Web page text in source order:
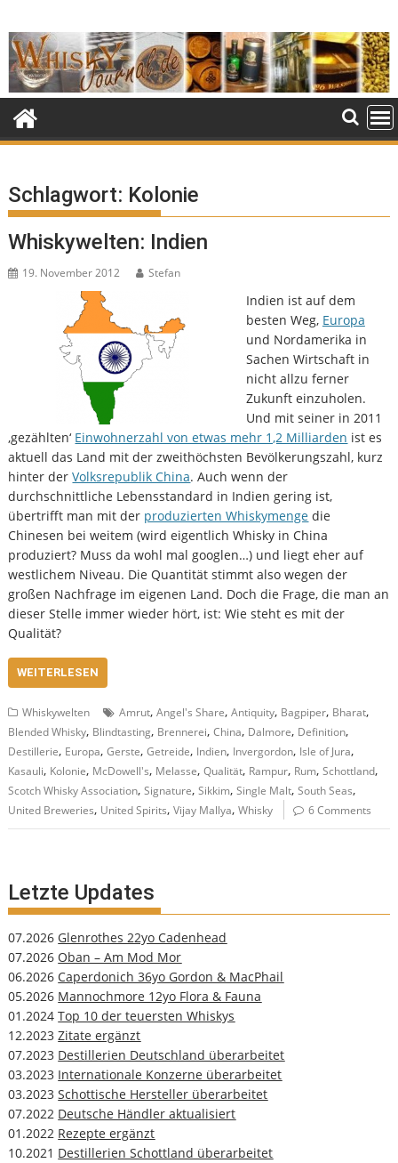
to
content
Schlagwort: Kolonie
Whiskywelten: Indien
19. November 2012 Stefan
Indien ist auf dem
besten Weg, Europa
und Nordamerika in
Sachen Wirtschaft in
nicht allzu ferner
Zukunft einzuholen.
Und mit seiner in 2011
‚gezählten‘ Einwohnerzahl von etwas mehr 1,2 Milliarden ist es
aktuell das Land mit der zweithöchsten Bevölkerungszahl, kurz
hinter derVolksrepublik China. Auch wenn der
durchschnittliche Lebensstandard in Indien gering ist,
übertrifft man mit der produzierten Whiskymenge die
Chinesen bei weitem (wird eigentlich Whisky in China
produziert? Muss da wohl mal googlen…) und liegt eher auf
westlichem Niveau. Die Quantität stimmt also wegen der
großen Nachfrage im eigenen Land. Doch die Frage, die man an
dieser Stelle immer wieder hört, ist: Wie steht es mit der
Qualität?
WEITERLESEN
Whiskywelten Amrut,Angel's Share,Antiquity, Bagpiper, Bharat,
Blended Whisky, Blindtasting, Brennerei,China, Dalmore, Definition,
Destillerie, Europa,Gerste,Getreide, Indien, Invergordon, Isle of Jura,
Kasauli, Kolonie, McDowell's, Melasse,Qualität, Rampur, Rum,Schottland,
Scotch Whisky Association,Signature,Sikkim,Single Malt,South Seas,
United Breweries, United Spirits,Vijay Mallya,Whisky 6 Comments
Letzte Updates
07.2026 Glenrothes 22yo Cadenhead
07.2026 Oban – Am Mod Mor
06.2026 Caperdonich 36yo Gordon & MacPhail
05.2026 Mannochmore 12yo Flora & Fauna
01.2024Top 10 der teuersten Whiskys
12.2023Zitate ergänzt
07.2023 Destillerien Deutschland überarbeitet
03.2023 Internationale Konzerne überarbeitet
03.2023Schottische Hersteller überarbeitet
07.2022 Deutsche Händler aktualisiert
01.2022 Rezepte ergänzt
10.2021 Destillerien Schottland überarbeitet